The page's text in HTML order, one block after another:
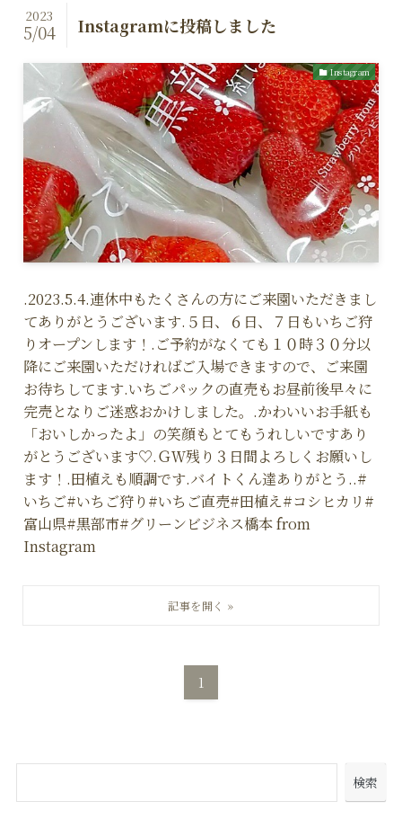
Instagramに投稿しました
2023
5/04
Instagram
.2023.5.4.連休中もたくさんの方にご来園いただきまし
てありがとうございます.５日、６日、７日もいちご狩
りオープンします！.ご予約がなくても１０時３０分以
降にご来園いただければご入場できますので、ご来園
お待ちしてます.いちごパックの直売もお昼前後早々に
完売となりご迷惑おかけしました。.かわいいお手紙も
「おいしかったよ」の笑顔もとてもうれしいですあり
がとうございます♡.ＧＷ残り３日間よろしくお願いし
ます！.田植えも順調です.バイトくん達ありがとう️..#
いちご#いちご狩り#いちご直売#田植え#コシヒカリ#
富山県#黒部市#グリーンビジネス橋本 from
Instagram
1
検索